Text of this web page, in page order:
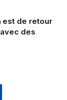
est de retour
des